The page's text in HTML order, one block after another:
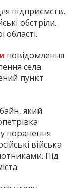
підприємств,
обстріли.
області.
повідомлення
села
пункт
який
поранення
війська
Під